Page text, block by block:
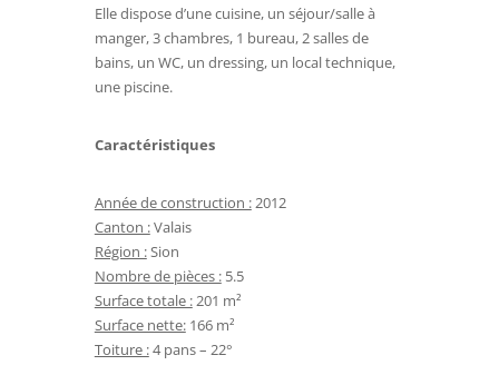
Elle dispose d’une cuisine, un séjour/salle à
manger, 3 chambres, 1 bureau, 2 salles de
bains, un WC, un dressing, un local technique,
une piscine.
Caractéristiques
Année de construction :2012
Canton :Valais
Région :Sion
Nombre de pièces :5.5
Surface totale :201 m²
Surface nette:166 m²
Toiture :4 pans – 22°